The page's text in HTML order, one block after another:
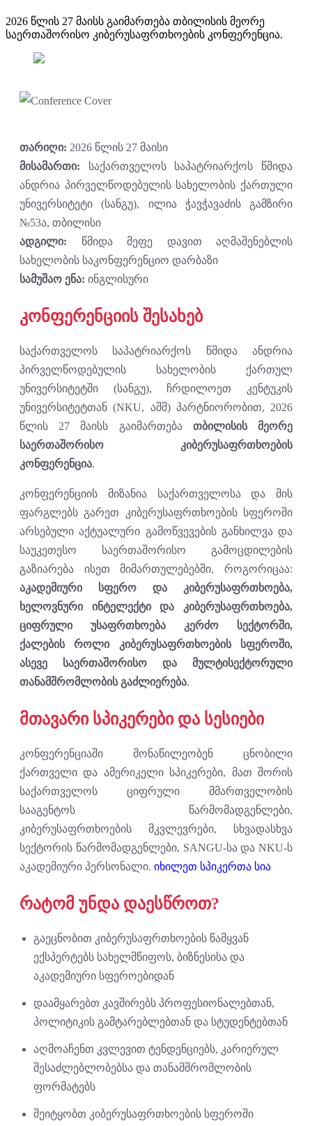
2026 წლის 27 მაისს გაიმართება თბილისის მეორე
საერთაშორისო კიბერუსაფრთხოების კონფერენცია.
თარიღი: 2026 წლის 27 მაისი
მისამართი: საქართველოს საპატრიარქოს წმიდა
ანდრია პირველწოდებულის სახელობის ქართული
უნივერსიტეტი (სანგუ), ილია ჭავჭავაძის გამზირი
№53ა, თბილისი
ადგილი: წმიდა მეფე დავით აღმაშენებლის
სახელობის საკონფერენციო დარბაზი
სამუშაო ენა: ინგლისური
კონფერენციის შესახებ
საქართველოს საპატრიარქოს წმიდა ანდრია
პირველწოდებულის სახელობის ქართულ
უნივერსიტეტში (სანგუ), ჩრდილოეთ კენტუკის
უნივერსიტეტთან (NKU, აშშ) პარტნიორობით, 2026
წლის 27 მაისს გაიმართება თბილისის მეორე
საერთაშორისო კიბერუსაფრთხოების
კონფერენცია.
კონფერენციის მიზანია საქართველოსა და მის
ფარგლებს გარეთ კიბერუსაფრთხოების სფეროში
არსებული აქტუალური გამოწვევების განხილვა და
საუკეთესო საერთაშორისო გამოცდილების
გაზიარება ისეთ მიმართულებებში, როგორიცაა:
აკადემიური სფერო და კიბერუსაფრთხოება,
ხელოვნური ინტელექტი და კიბერუსაფრთხოება,
ციფრული უსაფრთხოება კერძო სექტორში,
ქალების როლი კიბერუსაფრთხოების სფეროში,
ასევე საერთაშორისო და მულტისექტორული
თანამშრომლობის გაძლიერება.
მთავარი სპიკერები და სესიები
კონფერენციაში მონაწილეობენ ცნობილი
ქართველი და ამერიკელი სპიკერები, მათ შორის
საქართველოს ციფრული მმართველობის
სააგენტოს წარმომადგენლები,
კიბერუსაფრთხოების მკვლევრები, სხვადასხვა
სექტორის წარმომადგენლები, SANGU-სა და NKU-ს
აკადემიური პერსონალი. იხილეთ სპიკერთა სია
რატომ უნდა დაესწროთ?
გაეცნობით კიბერუსაფრთხოების წამყვან
ექსპერტებს სახელმწიფოს, ბიზნესისა და
აკადემიური სფეროებიდან
დაამყარებთ კავშირებს პროფესიონალებთან,
პოლიტიკის გამტარებლებთან და სტუდენტებთან
აღმოაჩენთ კვლევით ტენდენციებს, კარიერულ
შესაძლებლობებსა და თანამშრომლობის
ფორმატებს
შეიტყობთ კიბერუსაფრთხოების სფეროში